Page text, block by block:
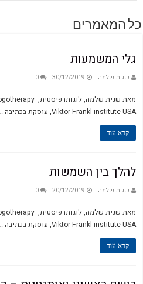
כל המאמרים
גלי המשמעות
שגית שלמה 30/12/2019
0
Viktor Frankl institute USA, עוסקת בכתיבה …
קרא עוד
להלך בין השמשות
שגית שלמה 20/12/2019
0
Viktor Frankl institute USA, עוסקת בכתיבה …
קרא עוד